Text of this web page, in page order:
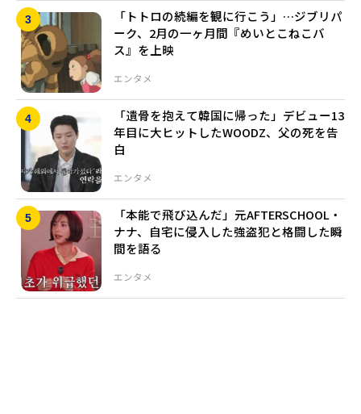
エンタメ
「トトロの続編を観に行こう」…ジブリパ
ーク、2月の一ヶ月間『めいとこねこバ
ス』を上映
エンタメ
「遺骨を抱えて韓国に帰った」デビュー13
年目に大ヒットしたWOODZ、父の死を告
白
エンタメ
「本能で飛び込んだ」元AFTERSCHOOL・
ナナ、自宅に侵入した強盗犯と格闘した瞬
間を語る